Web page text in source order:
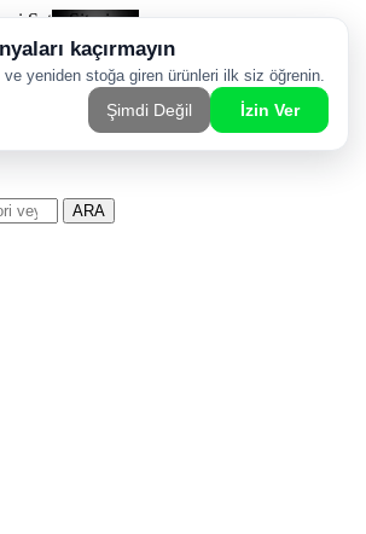
Satış Sitesi
Kargom Nerede?
WhatsApp Sipariş Hattı
ARA